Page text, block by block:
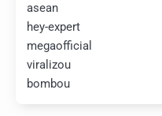
asean
hey-expert
megaofficial
viralizou
bombou